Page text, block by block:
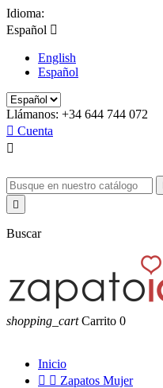
Idioma:
Español 
English
Español
Llámanos: +34 644 744 072
 Cuenta


Buscar
shopping_cart Carrito 0
Inicio
  Zapatos Mujer